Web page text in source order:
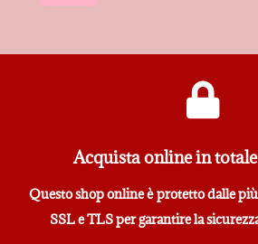
Acquista online in
Questo shop online è protetto dalle
SSL e TLS per garantire la